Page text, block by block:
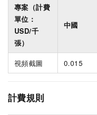
專案（計費
單位：
USD/千
張）
中國
視頻截圖 0.015
計費規則